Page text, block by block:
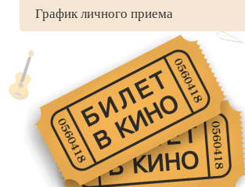
График личного приема